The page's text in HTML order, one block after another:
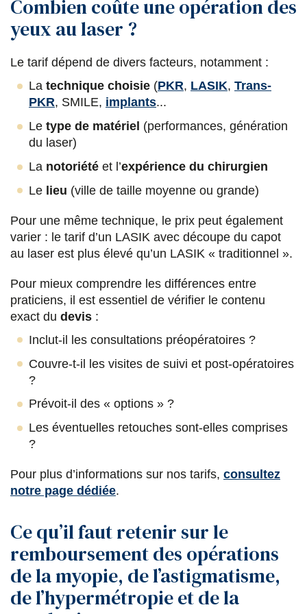
Combien coûte une opération des
yeux au laser ?
Le tarif dépend de divers facteurs, notamment :
La technique choisie (PKR, LASIK, Trans-
PKR, SMILE, implants...
Le type de matériel (performances, génération
du laser)
La notoriété et l’expérience du chirurgien
Le lieu (ville de taille moyenne ou grande)
Pour une même technique, le prix peut également
varier : le tarif d’un LASIK avec découpe du capot
au laser est plus élevé qu’un LASIK « traditionnel ».
Pour mieux comprendre les différences entre
praticiens, il est essentiel de vérifier le contenu
exact du devis :
Inclut-il les consultations préopératoires ?
Couvre-t-il les visites de suivi et post-opératoires
?
Prévoit-il des « options » ?
Les éventuelles retouches sont-elles comprises
?
Pour plus d’informations sur nos tarifs, consultez
notre page dédiée.
Ce qu’il faut retenir sur le
remboursement des opérations
de la myopie, de l’astigmatisme,
de l’hypermétropie et de la